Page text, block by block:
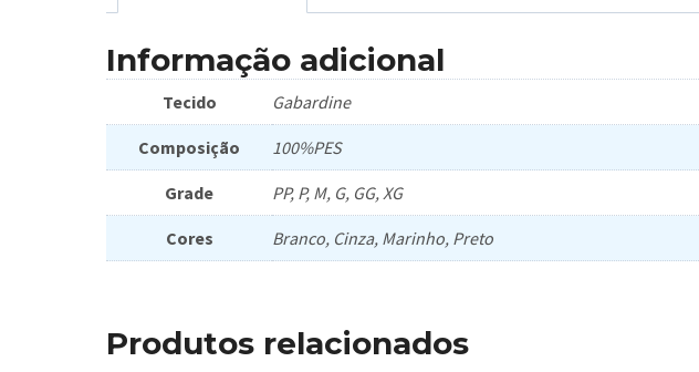
Informação adicional
Tecido Gabardine
Composição 100%PES
Grade PP, P, M, G, GG, XG
Cores Branco, Cinza, Marinho, Preto
Produtos relacionados